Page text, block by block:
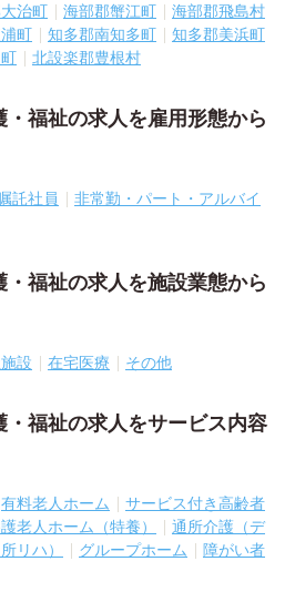
治町 海部郡蟹江町
海部郡飛島村
町 知多郡南知多町
知多郡美浜町
北設楽郡豊根村
福祉の求人を雇用形態から
託社員
非常勤・パート・アルバイ
福祉の求人を施設業態から
設 在宅医療 その他
福祉の求人をサービス内容
有料老人ホーム
サービス付き高齢者
老人ホーム（特養）
通所介護（デ
リハ） グループホーム
障がい者